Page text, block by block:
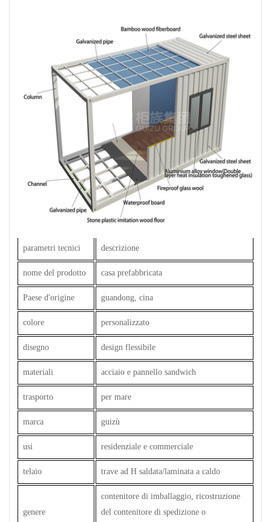
parametri tecnici descrizione
nome del prodotto casa prefabbricata
Paese d'origine guandong, cina
colore personalizzato
disegno design flessibile
materiali acciaio e pannello sandwich
trasporto per mare
marca guizù
usi residenziale e commerciale
telaio trave ad H saldata/laminata a caldo
genere
contenitore di imballaggio, ricostruzione
del contenitore di spedizione o